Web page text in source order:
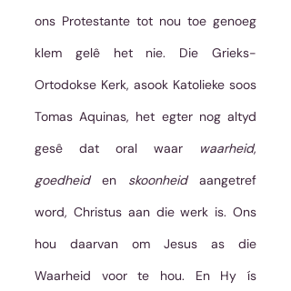
ons Protestante tot nou toe genoeg
klem gelê het nie. Die Grieks-
Ortodokse Kerk, asook Katolieke soos
Tomas Aquinas, het egter nog altyd
gesê dat oral waar
waarheid
goedheid en skoonheid aangetref
word, Christus aan die werk is. Ons
hou daarvan om Jesus as die
Waarheid voor te hou. En Hy ís